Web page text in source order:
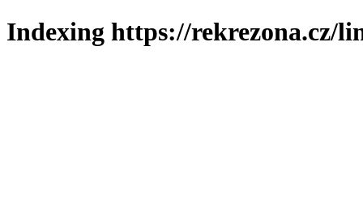
Indexing https://rekrezona.cz/